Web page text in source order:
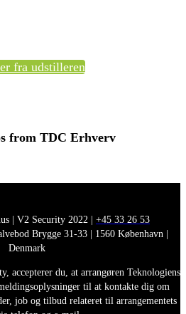
fra udstilleren
from TDC Erhverv
| V2 Security 2022 | +45 33 26 53
Brygge 31-33 | 1560 København |
Denmark
accepterer du, at arrangøren Teknologiens
til at kontakte dig om
job og tilbud relateret til arrangementets